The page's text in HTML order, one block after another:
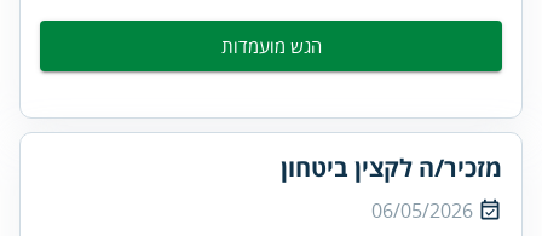
הגש מועמדות
מזכיר/ה לקצין ביטחון
06/05/2026